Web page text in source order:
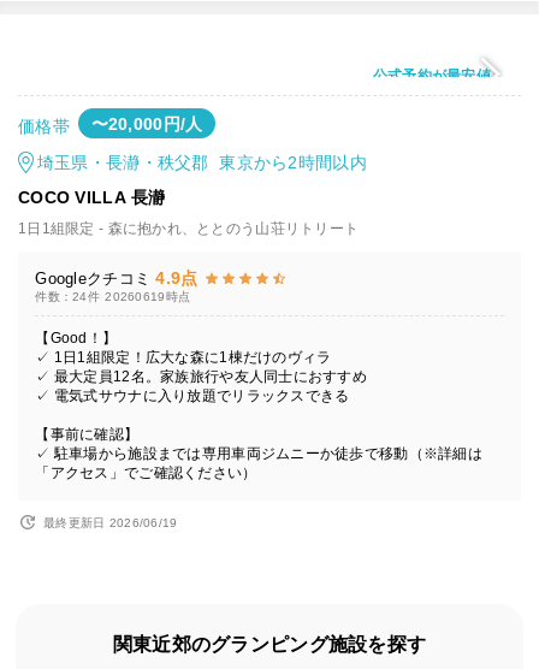
公式予約が最安値
価格帯 〜20,000円/人
埼玉県・長瀞・秩父郡 東京から2時間以内
COCO VILLA 長瀞
1日1組限定 - 森に抱かれ、ととのう山荘リトリート
Googleクチコミ 4.9点
件数：24件 20260619時点
【Good！】
✓ 1日1組限定！広大な森に1棟だけのヴィラ
✓ 最大定員12名。家族旅行や友人同士におすすめ
✓ 電気式サウナに入り放題でリラックスできる
【事前に確認】
✓ 駐車場から施設までは専用車両ジムニーか徒歩で移動（※詳細は
「アクセス」でご確認ください）
最終更新日 2026/06/19
関東近郊のグランピング施設を探す